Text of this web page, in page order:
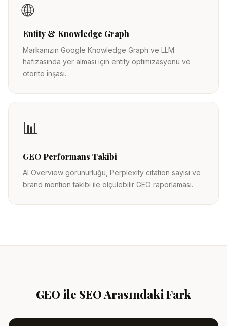
🌐
Entity & Knowledge Graph
Markanızın Google Knowledge Graph ve LLM
hafızasında yer alması için entity optimizasyonu ve
otorite inşası.
📊
GEO Performans Takibi
AI Overview görünürlüğü, Perplexity citation sayısı ve
brand mention takibi ile ölçülebilir GEO raporlaması.
GEO ile SEO Arasındaki Fark